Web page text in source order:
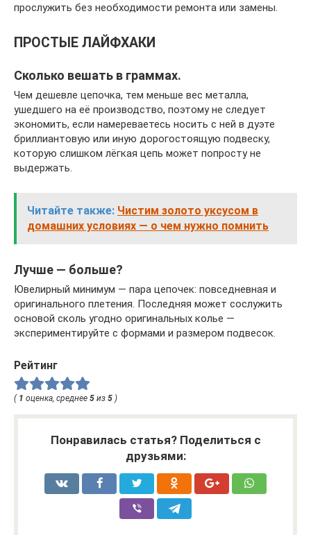
прослужить без необходимости ремонта или замены.
ПРОСТЫЕ ЛАЙФХАКИ
Сколько вешать в граммах.
Чем дешевле цепочка, тем меньше вес металла,
ушедшего на её производство, поэтому не следует
экономить, если намереваетесь носить с ней в дуэте
бриллиантовую или иную дорогостоящую подвеску,
которую слишком лёгкая цепь может попросту не
выдержать.
Читайте также: Чистим золото уксусом в
домашних условиях — о чем нужно помнить
Лучше — больше?
Ювелирный минимум — пара цепочек: повседневная и
оригинального плетения. Последняя может сослужить
основой сколь угодно оригинальных колье —
экспериментируйте с формами и размером подвесок.
Рейтинг
( 1 оценка, среднее 5 из 5 )
Понравилась статья? Поделиться с
друзьями: